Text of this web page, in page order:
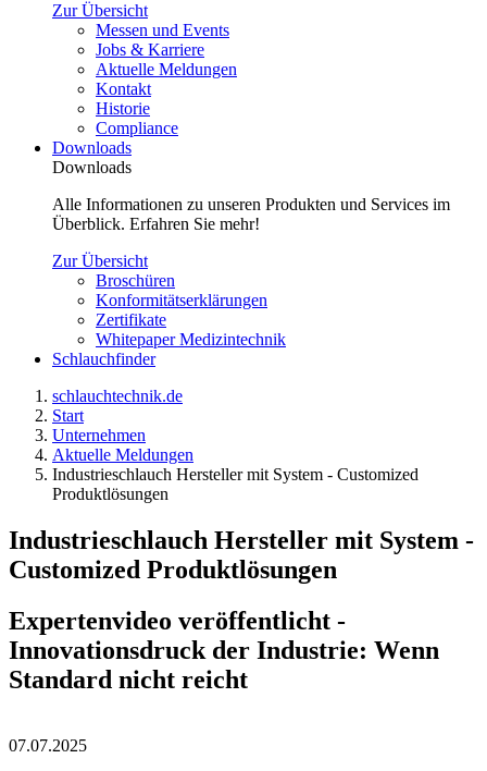
Zur Übersicht
Messen und Events
Jobs & Karriere
Aktuelle Meldungen
Kontakt
Historie
Compliance
Downloads
Downloads
Alle Informationen zu unseren Produkten und Services im
Überblick. Erfahren Sie mehr!
Zur Übersicht
Broschüren
Konformitätserklärungen
Zertifikate
Whitepaper Medizintechnik
Schlauchfinder
schlauchtechnik.de
Start
Unternehmen
Aktuelle Meldungen
Industrieschlauch Hersteller mit System - Customized
Produktlösungen
Industrieschlauch Hersteller mit System -
Customized Produktlösungen
Expertenvideo veröffentlicht -
Innovationsdruck der Industrie: Wenn
Standard nicht reicht
07.07.2025